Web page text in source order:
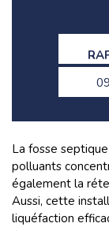
La fosse
polluants
également la
Aussi, cette
liquéfaction